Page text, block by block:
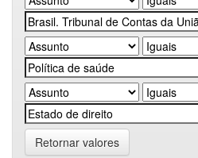
Retornar valores